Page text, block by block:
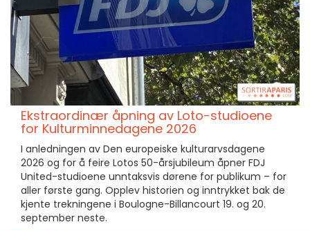
Ekstraordinær åpning av Loto-studioene
for Kulturminnedagene 2026
I anledningen av Den europeiske kulturarvsdagene
2026 og for å feire Lotos 50-årsjubileum åpner FDJ
United-studioene unntaksvis dørene for publikum – for
aller første gang. Opplev historien og inntrykket bak de
kjente trekningene i Boulogne-Billancourt 19. og 20.
september neste.